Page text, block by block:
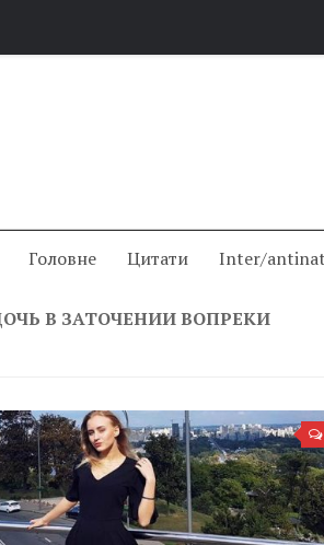
Головне Цитати Inter/
В ЗАТОЧЕНИИ ВОПРЕКИ